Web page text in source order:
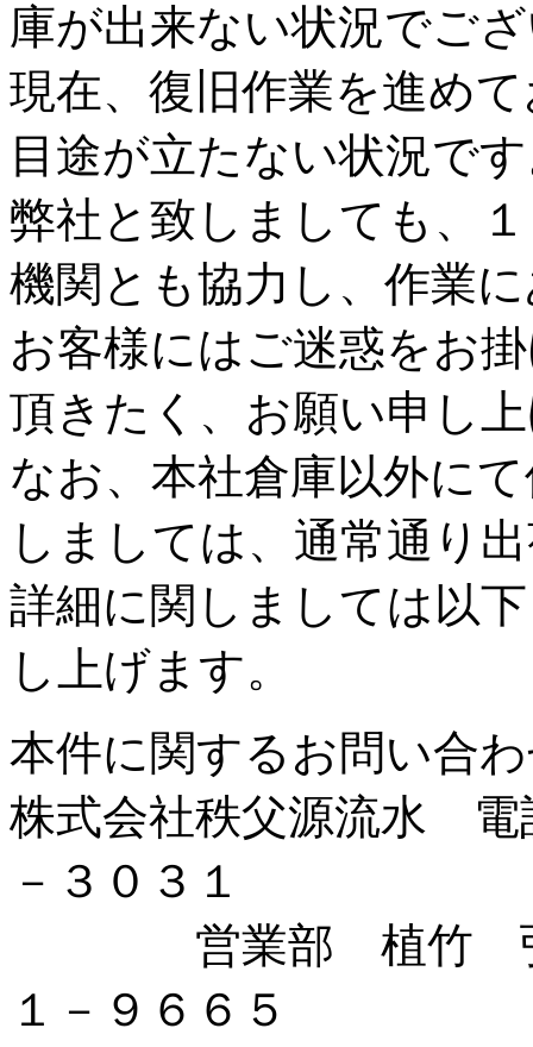
庫が出来ない状況でご
現在、復旧作業を進め
目途が立たない状況で
弊社と致しましても、
機関とも協力し、作業
お客様にはご迷惑をお
頂きたく、お願い申し
なお、本社倉庫以外に
しましては、通常通り
詳細に関しましては以
し上げます。
本件に関するお問い合
株式会社秩父源流水
－３０３１
営業部 植竹
１－９６６５